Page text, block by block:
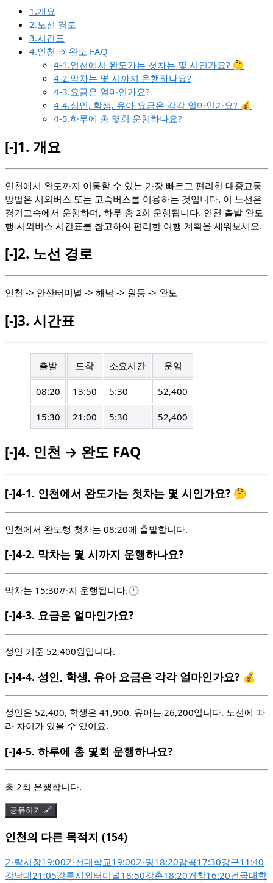
1.개요
2.노선 경로
3.시간표
4.인천 → 완도 FAQ
4-1.인천에서 완도가는 첫차는 몇 시인가요? 🤔
4-2.막차는 몇 시까지 운행하나요?
4-3.요금은 얼마인가요?
4-4.성인, 학생, 유아 요금은 각각 얼마인가요? 💰
4-5.하루에 총 몇회 운행하나요?
[-]1. 개요
인천에서 완도까지 이동할 수 있는 가장 빠르고 편리한 대중교통
방법은 시외버스 또는 고속버스를 이용하는 것입니다. 이 노선은
경기고속에서 운행하며, 하루 총 2회 운행됩니다. 인천 출발 완도
행 시외버스 시간표를 참고하여 편리한 여행 계획을 세워보세요.
[-]2. 노선 경로
인천 -> 안산터미널 -> 해남 -> 원동 -> 완도
[-]3. 시간표
출발 도착 소요시간 운임
08:20 13:50 5:30 52,400
15:30 21:00 5:30 52,400
[-]4. 인천 → 완도 FAQ
[-]4-1. 인천에서 완도가는 첫차는 몇 시인가요? 🤔
인천에서 완도행 첫차는 08:20에 출발합니다.
[-]4-2. 막차는 몇 시까지 운행하나요?
막차는 15:30까지 운행됩니다.🕛
[-]4-3. 요금은 얼마인가요?
성인 기준 52,400원입니다.
[-]4-4. 성인, 학생, 유아 요금은 각각 얼마인가요? 💰
성인은 52,400, 학생은 41,900, 유아는 26,200입니다. 노선에 따
라 차이가 있을 수 있어요.
[-]4-5. 하루에 총 몇회 운행하나요?
총 2회 운행합니다.
공유하기 🔗
인천의 다른 목적지 (154)
가락시장19:00가천대학교19:00가평18:20감곡17:30강구11:40
강남대21:05강릉시외터미널18:50강촌18:20거창16:20건국대학